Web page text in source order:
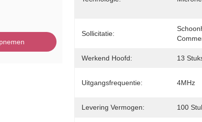
Sollicitatie:
Werkend Hoofd: 13
Uitgangsfrequentie: 4MHz
Levering Vermogen: 100